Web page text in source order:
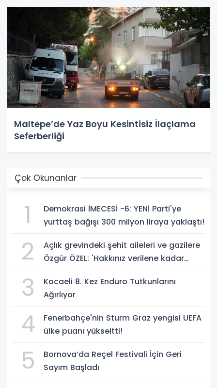
Maltepe’de Yaz Boyu Kesintisiz İlaçlama
Seferberliği
Çok Okunanlar
1
Demokrasi İMECESİ -6: YENİ Parti'ye
yurttaş bağışı 300 milyon liraya yaklaştı!
2
Açlık grevindeki şehit aileleri ve gazilere
Özgür ÖZEL: 'Hakkınız verilene kadar
3
Kocaeli 8. Kez Enduro Tutkunlarını
Ağırlıyor
4
Fenerbahçe'nin Sturm Graz yengisi UEFA
ülke puanı yükseltti!
5
Bornova’da Reçel Festivali İçin Geri
Sayım Başladı